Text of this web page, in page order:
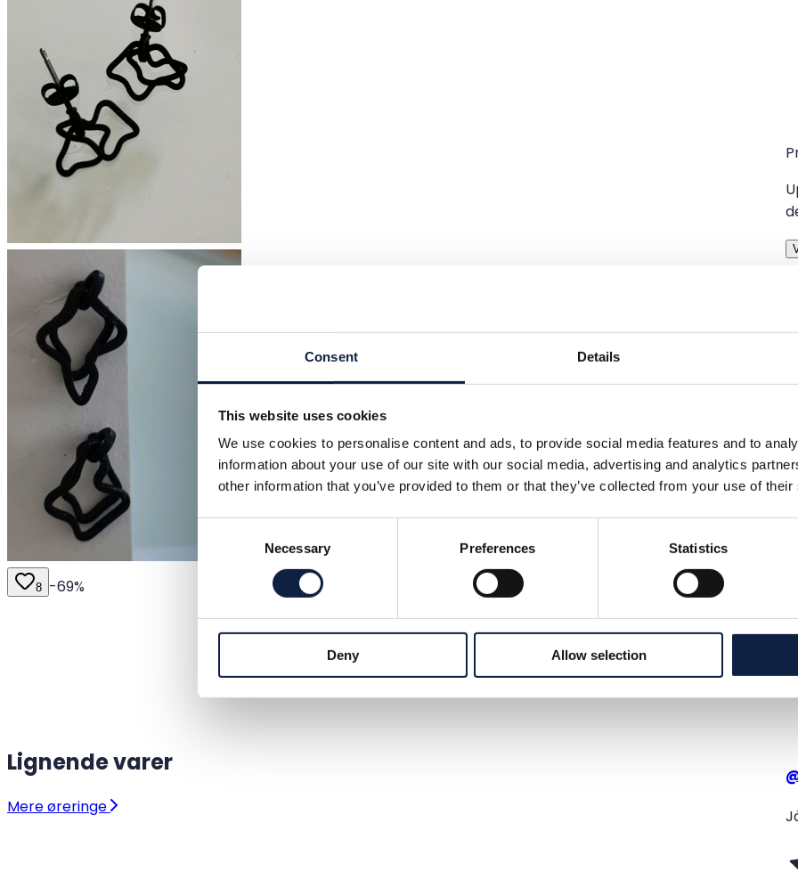
Consent Details
This website uses cookies
We use cookies to personalise content and ads, to provide social media features and to
information about your use of our site with our social media, advertising and analytics
other information that you’ve provided to them or that they’ve collected from your use of
Necessary Preferences Statistics
Deny Allow selection
8 -69%
Lignende varer
Mere øreringe